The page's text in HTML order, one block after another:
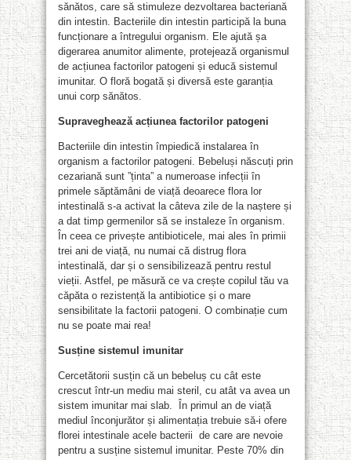
sănătos, care să stimuleze dezvoltarea bacteriană
din intestin. Bacteriile din intestin participă la buna
funcționare a întregului organism. Ele ajută șa
digerarea anumitor alimente, protejează organismul
de acțiunea factorilor patogeni și educă sistemul
imunitar. O floră bogată și diversă este garanția
unui corp sănătos.
Supraveghează acțiunea factorilor patogeni
Bacteriile din intestin împiedică instalarea în
organism a factorilor patogeni. Bebeluși născuți prin
cezariană sunt ”ținta” a numeroase infecții în
primele săptămâni de viață deoarece flora lor
intestinală s-a activat la câteva zile de la naștere și
a dat timp germenilor să se instaleze în organism.
În ceea ce privește antibioticele, mai ales în primii
trei ani de viață, nu numai că distrug flora
intestinală, dar și o sensibilizează pentru restul
vieții. Astfel, pe măsură ce va crește copilul tău va
căpăta o rezistență la antibiotice și o mare
sensibilitate la factorii patogeni. O combinație cum
nu se poate mai rea!
Susține sistemul imunitar
Cercetătorii susțin că un bebeluș cu cât este
crescut într-un mediu mai steril, cu atât va avea un
sistem imunitar mai slab. În primul an de viață
mediul înconjurător și alimentația trebuie să-i ofere
florei intestinale acele bacterii de care are nevoie
pentru a susține sistemul imunitar. Peste 70% din